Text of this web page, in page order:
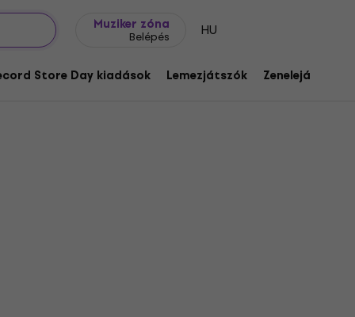
Muziker zóna
Belépés HU
Store Day kiadások Lemezjátszók Zenelejátszók